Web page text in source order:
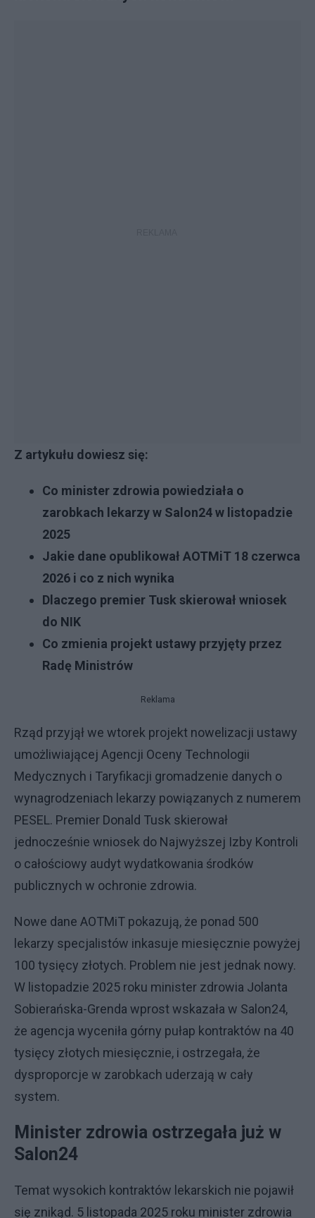
Z artykułu dowiesz się:
Co minister zdrowia powiedziała o
zarobkach lekarzy w Salon24 w listopadzie
2025
Jakie dane opublikował AOTMiT 18 czerwca
2026 i co z nich wynika
Dlaczego premier Tusk skierował wniosek
do NIK
Co zmienia projekt ustawy przyjęty przez
Radę Ministrów
Reklama
Rząd przyjął we wtorek projekt nowelizacji ustawy
umożliwiającej Agencji Oceny Technologii
Medycznych i Taryfikacji gromadzenie danych o
wynagrodzeniach lekarzy powiązanych z numerem
PESEL. Premier Donald Tusk skierował
jednocześnie wniosek do Najwyższej Izby Kontroli
o całościowy audyt wydatkowania środków
publicznych w ochronie zdrowia.
Nowe dane AOTMiT pokazują, że ponad 500
lekarzy specjalistów inkasuje miesięcznie powyżej
100 tysięcy złotych. Problem nie jest jednak nowy.
W listopadzie 2025 roku minister zdrowia Jolanta
Sobierańska-Grenda wprost wskazała w Salon24,
że agencja wyceniła górny pułap kontraktów na 40
tysięcy złotych miesięcznie, i ostrzegała, że
dysproporcje w zarobkach uderzają w cały
system.
Minister zdrowia ostrzegała już w
Salon24
Temat wysokich kontraktów lekarskich nie pojawił
się znikąd. 5 listopada 2025 roku minister zdrowia